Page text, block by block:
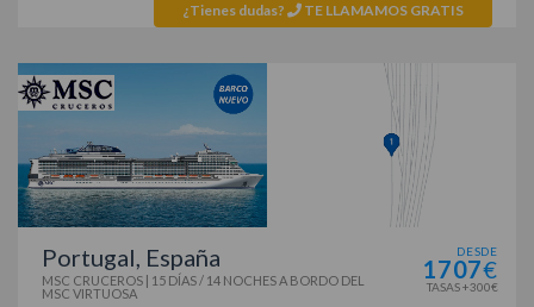
¿Tienes dudas? TE LLAMAMOS GRATIS
Portugal, España
MSC CRUCEROS | 15 DÍAS / 14 NOCHESA BORDO DEL
MSC VIRTUOSA
DESDE
1707€
TASAS +300€